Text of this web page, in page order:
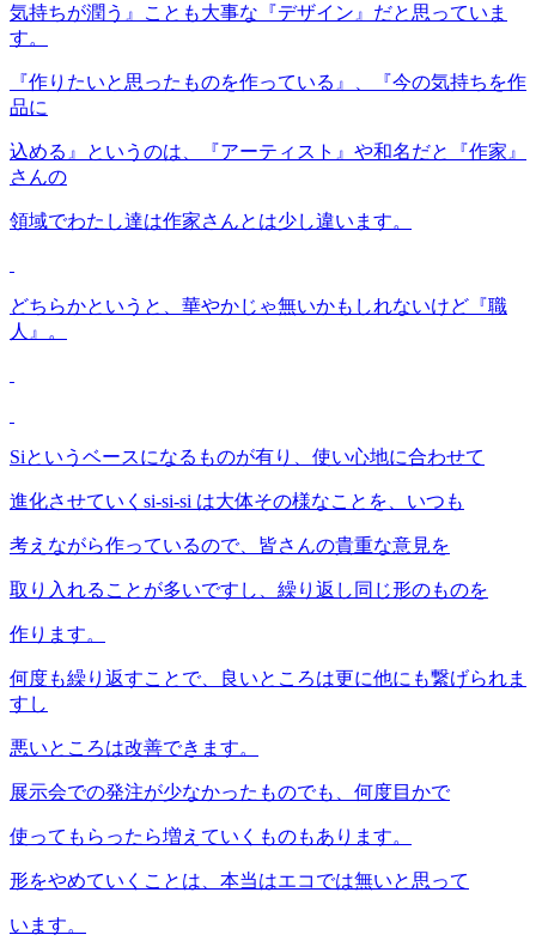
気持ちが潤う』ことも大事な『デザイン』だと思っていま
す。
『作りたいと思ったものを作っている』、『今の気持ちを作
品に
込める』というのは、『アーティスト』や和名だと『作家』
さんの
領域でわたし達は作家さんとは少し違います。
どちらかというと、華やかじゃ無いかもしれないけど『職
人』。
Siというベースになるものが有り、使い心地に合わせて
進化させていくsi-si-si は大体その様なことを、いつも
考えながら作っているので、皆さんの貴重な意見を
取り入れることが多いですし、繰り返し同じ形のものを
作ります。
何度も繰り返すことで、良いところは更に他にも繋げられま
すし
悪いところは改善できます。
展示会での発注が少なかったものでも、何度目かで
使ってもらったら増えていくものもあります。
形をやめていくことは、本当はエコでは無いと思って
います。